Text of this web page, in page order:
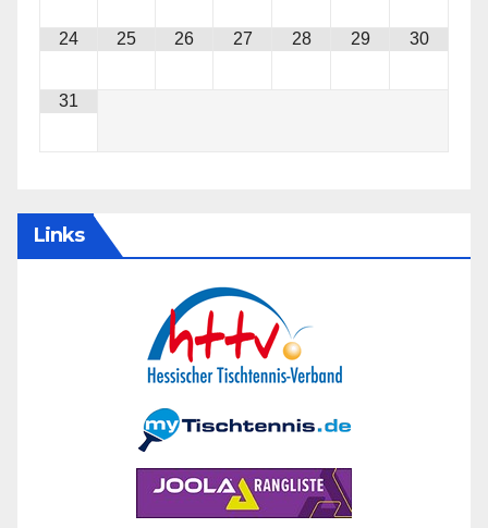
24 25 26 27 28 29 30
31
Links